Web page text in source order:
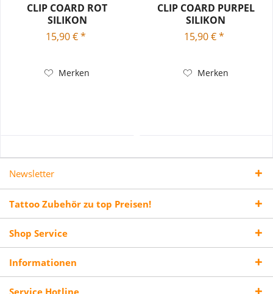
CLIP COARD ROT
SILIKON
15,90 € *
Merken
CLIP COARD PURPEL
SILIKON
15,90 € *
Merken
Newsletter
Tattoo Zubehör zu top Preisen!
Shop Service
Informationen
Service Hotline